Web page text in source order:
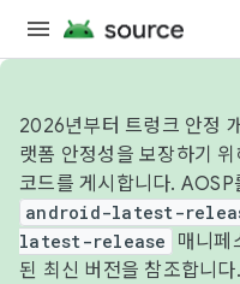
2026년부터 트렁크 안정
랫폼 안정성을 보장하기
코드를 게시합니다.
android-latest-
latest-release
매니페
된 최신 버전을 참조합니